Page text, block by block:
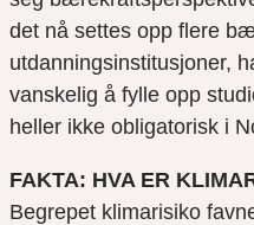
det nå settes opp flere
utdanningsinstitusjoner,
vanskelig å fylle opp
heller ikke obligatorisk i
FAKTA: HVA ER
Begrepet klimarisiko